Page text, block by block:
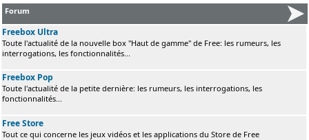
Forum
Freebox Ultra
Toute l'actualité de la nouvelle box "Haut de gamme" de Free: les rumeurs, les
interrogations, les fonctionnalités...
Freebox Pop
Toute l'actualité de la petite dernière: les rumeurs, les interrogations, les
fonctionnalités...
Free Store
Tout ce qui concerne les jeux vidéos et les applications du Store de Free